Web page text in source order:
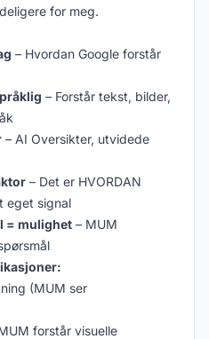
for meg.
– Hvordan Google forstår
– Forstår tekst, bilder,
– AI Oversikter, utvidede
– Det er HVORDAN
eget signal
= mulighet – MUM
(MUM ser
forstår visuelle